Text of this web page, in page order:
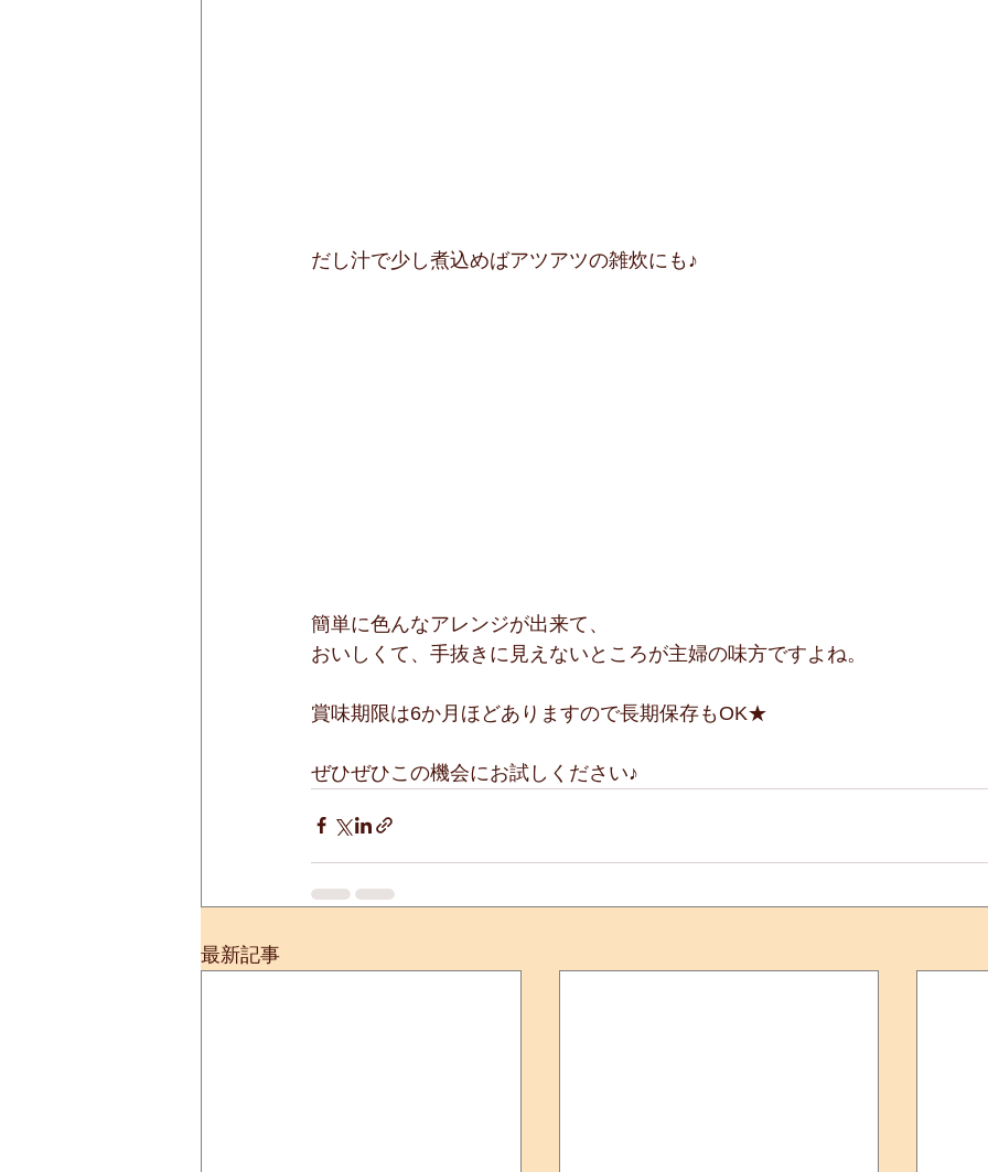
だし汁で少し煮込めばアツアツの雑炊にも♪
簡単に色んなアレンジが出来て、
おいしくて、手抜きに見えないところが主婦の味方ですよね。
賞味期限は6か月ほどありますので長期保存もOK★
ぜひぜひこの機会にお試しください♪
最新記事